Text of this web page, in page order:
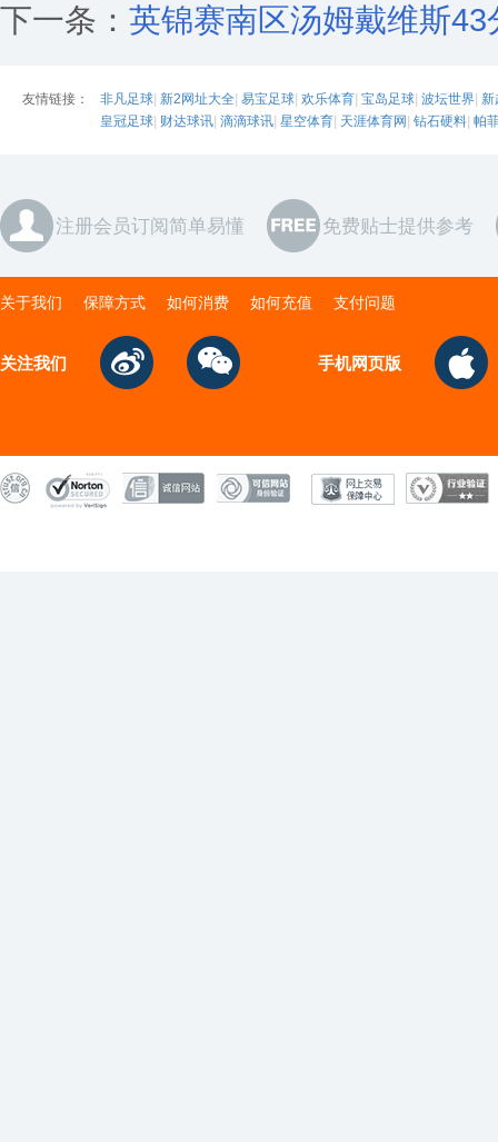
下一条： 英锦赛南区汤姆戴维斯
友情链接： 非凡足球 新2网址大全 易宝足球 欢乐体育 宝岛足球 波坛世界 新
皇冠足球 财达球讯 滴滴球讯 星空体育 天涯体育网 钻石硬料 帕
注册会员订阅简单易懂 免费贴士提供参考
关于我们 保障方式 如何消费 如何充值 支付问题
关注我们 手机网页版